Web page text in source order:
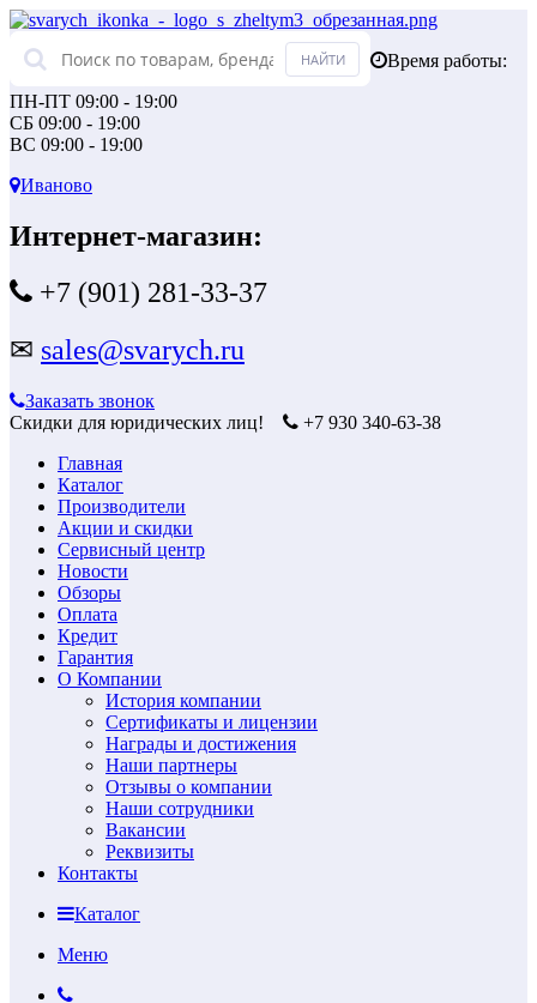
Время работы:
ПН-ПТ 09:00 - 19:00
СБ 09:00 - 19:00
ВС 09:00 - 19:00
Иваново
Интернет-магазин:
+7 (901) 281-33-37
✉ sales@svarych.ru
Заказать звонок
Скидки для юридических лиц!
+7 930 340-63-38
Главная
Каталог
Производители
Акции и скидки
Сервисный центр
Новости
Обзоры
Оплата
Кредит
Гарантия
О Компании
История компании
Сертификаты и лицензии
Награды и достижения
Наши партнеры
Отзывы о компании
Наши сотрудники
Вакансии
Реквизиты
Контакты
Каталог
Меню